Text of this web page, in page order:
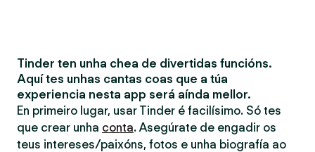
Tinder ten unha chea de divertidas funcións.
Aquí tes unhas cantas coas que a túa
experiencia nesta app será aínda mellor.
En primeiro lugar, usar Tinder é facilísimo. Só tes
que crear unha conta. Asegúrate de engadir os
teus intereses/paixóns, fotos e unha biografía ao